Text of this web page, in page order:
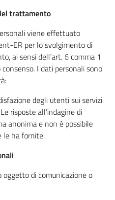
trattamento
viene effettuato
ER per lo svolgimento di
ai sensi dell’art. 6 comma 1
I dati personali sono
degli utenti sui servizi
risposte all’indagine di
anonima e non è possibile
le ha fornite.
di comunicazione o